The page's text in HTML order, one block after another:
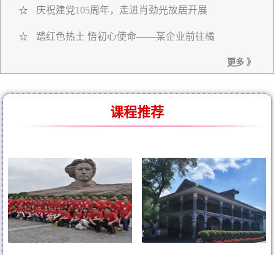
☆ 庆祝建党105周年，走进肖劲光故居开展
☆ 踏红色热土 悟初心使命——某企业前往橘
更多 》
课程推荐